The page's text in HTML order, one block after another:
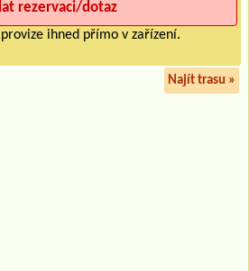
provize ihned přímo v zařízení.
Najít trasu »